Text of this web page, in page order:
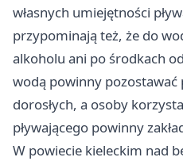
własnych umiejętności
przypominają też, że do
alkoholu ani po środkach
wodą powinny pozostawać
dorosłych, a osoby
pływającego powinny
W powiecie kieleckim nad